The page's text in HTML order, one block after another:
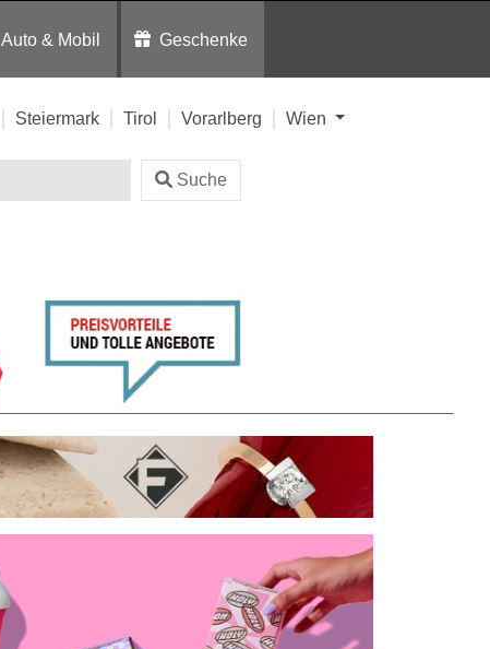
Auto & Mobil Geschenke
Steiermark Tirol Vorarlberg Wien
Suche